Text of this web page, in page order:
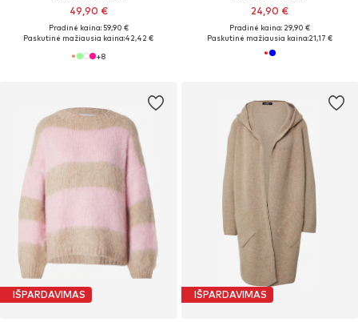
49,90 €
Pradinė kaina: 59,90 €
Paskutinė mažiausia kaina:42,42 €
+8
24,90 €
Pradinė kaina: 29,90 €
Paskutinė mažiausia kaina:21,17 €
IŠPARDAVIMAS IŠPARDAVIMAS